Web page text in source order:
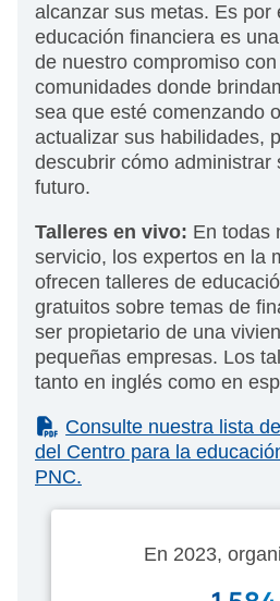
alcanzar sus metas. Es por
educación financiera es
de nuestro compromiso
comunidades donde
sea que esté comenzando
actualizar sus habilidades,
descubrir cómo administrar
futuro.
Talleres en vivo: En todas
servicio, los expertos en la
ofrecen talleres de
gratuitos sobre temas de
ser propietario de una
pequeñas empresas. Los
tanto en inglés como en
(PDF)
Consulte nuestra lista
del Centro para la
PNC.
En 2023,